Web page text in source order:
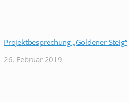
Projektbesprechung „Goldener Steig“
26. Februar 2019